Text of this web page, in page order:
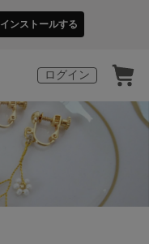
インストールする
ログイン